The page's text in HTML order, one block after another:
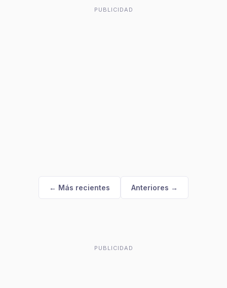
PUBLICIDAD
← Más recientes Anteriores →
PUBLICIDAD